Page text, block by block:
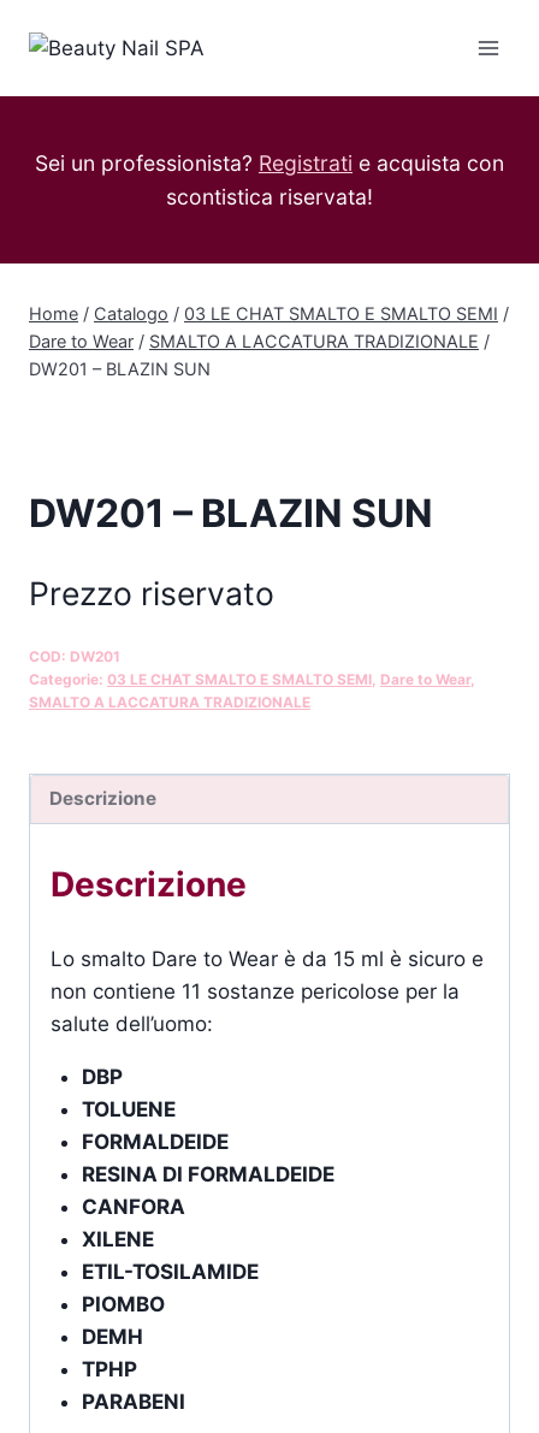
Sei un professionista? Registrati e acquista con
scontistica riservata!
Home / Catalogo / 03 LE CHAT SMALTO E SMALTO SEMI /
Dare to Wear / SMALTO A LACCATURA TRADIZIONALE /
DW201 – BLAZIN SUN
DW201 – BLAZIN SUN
Prezzo riservato
COD: DW201
Categorie: 03 LE CHAT SMALTO E SMALTO SEMI Dare to Wear,
SMALTO A LACCATURA TRADIZIONALE
Descrizione
Descrizione
Lo smalto Dare to Wear è da 15 ml è sicuro e
non contiene 11 sostanze pericolose per la
salute dell’uomo:
DBP
TOLUENE
FORMALDEIDE
RESINA DI FORMALDEIDE
CANFORA
XILENE
ETIL-TOSILAMIDE
PIOMBO
DEMH
TPHP
PARABENI